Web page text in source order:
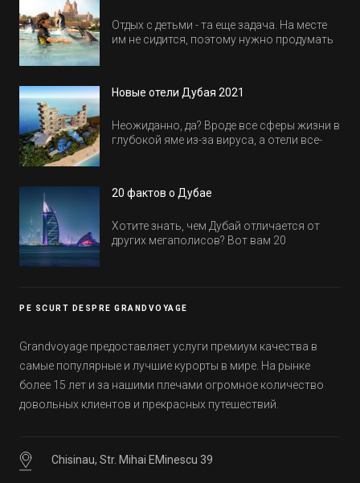
Отдых с детьми - та еще задача. На месте
им не сидится, поэтому нужно продумать
Новые отели Дубая 2021
Неожиданно, да? Вроде все сферы жизни в
глубокой яме из-за вируса, а отели все-
обычно на первые заезды дают промо-
20 фактов о Дубае
Хотите знать, чем Дубай отличается от
других мегаполисов? Вот вам 20
PE SCURT DESPRE GRANDVOYAGE
Grandvoyage предоставляет услуги премиум качества в
самые популярные и лучшие курорты в мире. На рынке
более 15 лет и за нашими плечами огромное количество
довольных клиентов и прекрасных путешествий.
Chisinau, Str. Mihai EMinescu 39